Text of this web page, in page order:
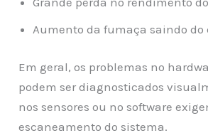
Aumento da fumaça saindo do
Em geral, os problemas no
podem ser diagnosticados
nos sensores ou no software
escaneamento do sistema.